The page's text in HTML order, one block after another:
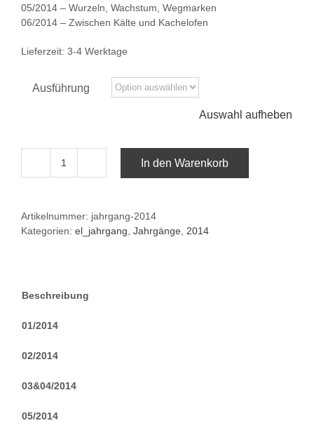
05/2014 – Wurzeln, Wachstum, Wegmarken
06/2014 – Zwischen Kälte und Kachelofen
Lieferzeit: 3-4 Werktage
Ausführung
Auswahl aufheben
Jahrgang
In den Warenkorb
Artikelnummer: jahrgang-2014
Kategorien: el_jahrgang, Jahrgänge, 2014
Beschreibung
01/2014
02/2014
03&04/2014
05/2014